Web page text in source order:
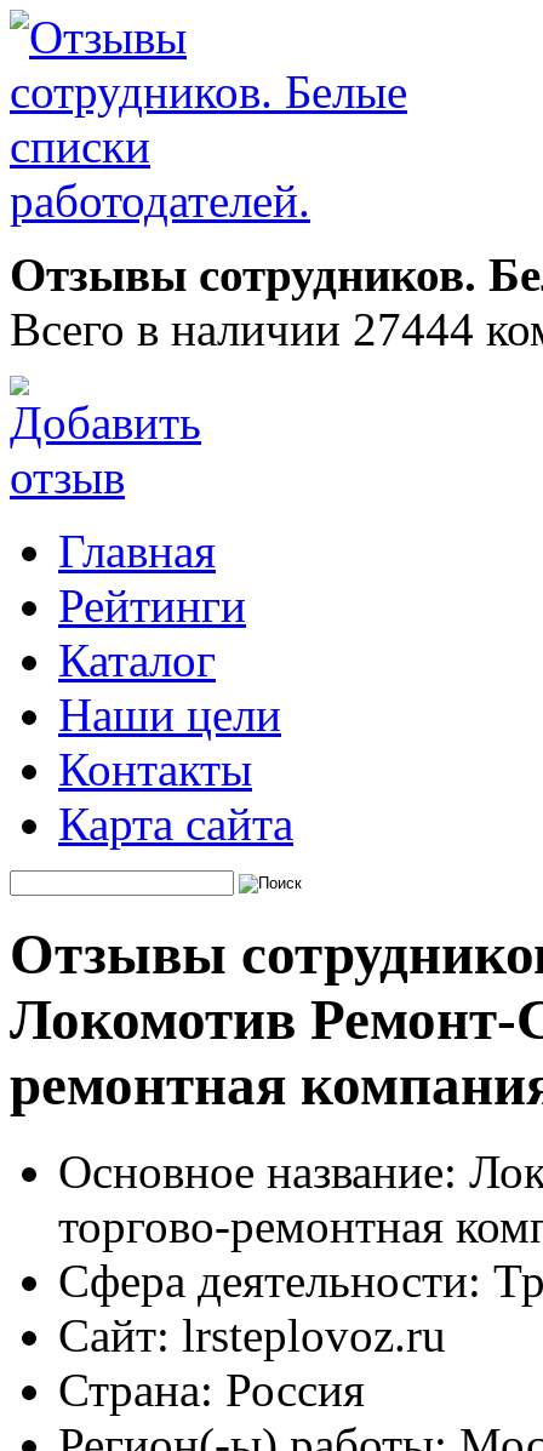
Отзывы сотрудников.
Всего в наличии 27444
Главная
Рейтинги
Каталог
Наши цели
Контакты
Карта сайта
Отзывы
Локомотив
ремонтная
Основное название:
торгово-ремонтная
Сфера деятельности:
Сайт: lrsteplovoz.ru
Страна: Россия